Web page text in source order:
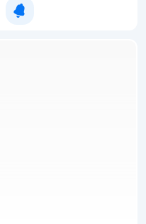
Уведомить о появлении